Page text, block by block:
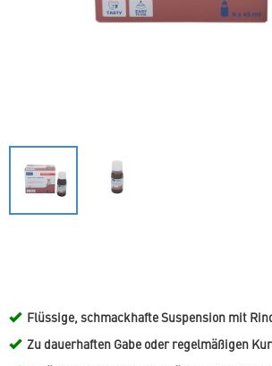
Flüssige, schmackhafte Suspension mit
Zu dauerhaften Gabe oder regelmäßigen